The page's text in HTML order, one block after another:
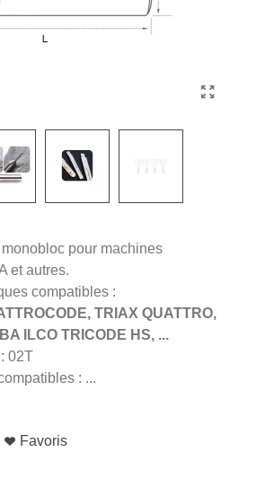
pour machines
et autres.
compatibles :
TRIAX QUATTRO,
ILCO TRICODE HS, ...
02T
: ...
Favoris